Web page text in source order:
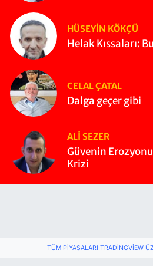
HÜSEYIN KÖKÇÜ
Helak Kıssaları:
CELAL ÇATAL
Dalga geçer gibi
ALI SEZER
Güvenin
Krizi
TÜM PIYASALARI TRADINGVIEW